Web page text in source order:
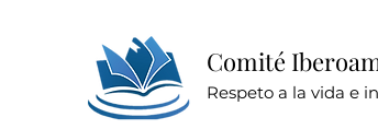
Comité
Respeto a la vida e